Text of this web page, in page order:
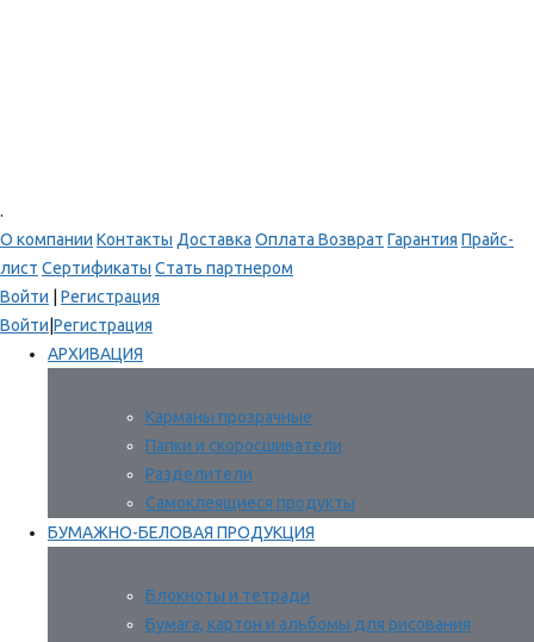
.
О компании Контакты Доставка Оплата Возврат Гарантия Прайс-
лист Сертификаты Стать партнером
Войти
Регистрация
Войти Регистрация
АРХИВАЦИЯ
Карманы прозрачные
Папки и скоросшиватели
Разделители
Самоклеящиеся продукты
БУМАЖНО-БЕЛОВАЯ ПРОДУКЦИЯ
Блокноты и тетради
Бумага, картон и альбомы для рисования